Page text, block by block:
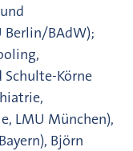
Berlin/BAdW);
Schulte-Körne
LMU München),
Björn